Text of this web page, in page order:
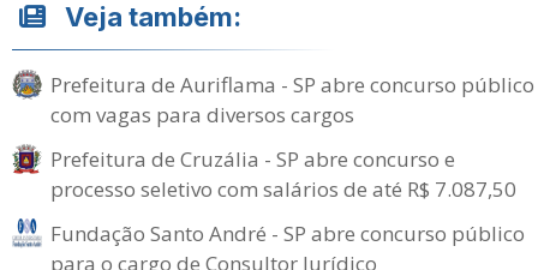
Veja também:
Prefeitura de Auriflama - SP abre concurso público
com vagas para diversos cargos
Prefeitura de Cruzália - SP abre concurso e
processo seletivo com salários de até R$ 7.087,50
Fundação Santo André - SP abre concurso público
para o cargo de Consultor Jurídico